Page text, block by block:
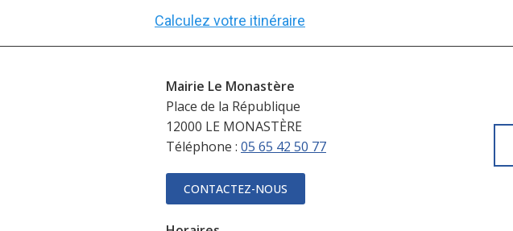
Calculez votre itinéraire
Mairie Le Monastère
Place de la République
12000 LE MONASTÈRE
Téléphone : 05 65 42 50 77
CONTACTEZ-NOUS